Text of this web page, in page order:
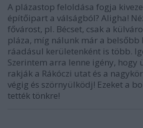
A plázastop feloldása fogja
építőipart a válságból? Aligha!
fővárost, pl. Bécset, csak a
pláza, míg nálunk már a belsőbb
ráadásul kerületenként is több.
Szerintem arra lenne igény, hogy
rakják a Rákóczi utat és a
végig és szörnyülködj! Ezeket a
tették tönkre!